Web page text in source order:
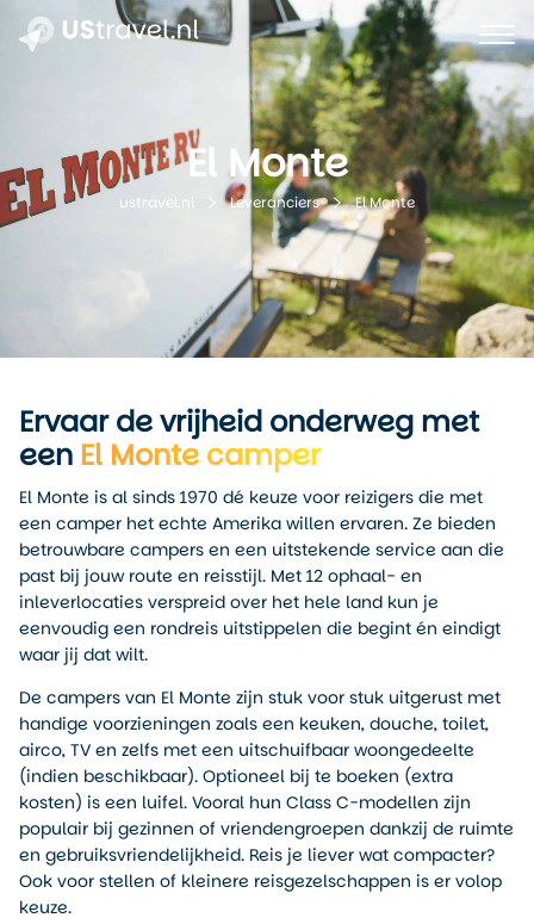
El Monte
ustravel.nl Leveranciers El Monte
Ervaar de vrijheid onderweg met
een El Monte camper
El Monte is al sinds 1970 dé keuze voor reizigers die met
een camper het echte Amerika willen ervaren. Ze bieden
betrouwbare campers en een uitstekende service aan die
past bij jouw route en reisstijl. Met 12 ophaal- en
inleverlocaties verspreid over het hele land kun je
eenvoudig een rondreis uitstippelen die begint én eindigt
waar jij dat wilt.
De campers van El Monte zijn stuk voor stuk uitgerust met
handige voorzieningen zoals een keuken, douche, toilet,
airco, TV en zelfs met een uitschuifbaar woongedeelte
(indien beschikbaar). Optioneel bij te boeken (extra
kosten) is een luifel. Vooral hun Class C-modellen zijn
populair bij gezinnen of vriendengroepen dankzij de ruimte
en gebruiksvriendelijkheid. Reis je liever wat compacter?
Ook voor stellen of kleinere reisgezelschappen is er volop
keuze.